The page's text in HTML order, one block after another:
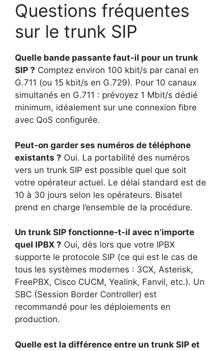
Questions fréquentes
sur le trunk SIP
Quelle bande passante faut-il pour un trunk
SIP ? Comptez environ 100 kbit/s par canal en
G.711 (ou 15 kbit/s en G.729). Pour 10 canaux
simultanés en G.711 : prévoyez 1 Mbit/s dédié
minimum, idéalement sur une connexion fibre
avec QoS configurée.
Peut-on garder ses numéros de téléphone
existants ? Oui. La portabilité des numéros
vers un trunk SIP est possible quel que soit
votre opérateur actuel. Le délai standard est de
10 à 30 jours selon les opérateurs. Bisatel
prend en charge l’ensemble de la procédure.
Un trunk SIP fonctionne-t-il avec n’importe
quel IPBX ? Oui, dès lors que votre IPBX
supporte le protocole SIP (ce qui est le cas de
tous les systèmes modernes : 3CX, Asterisk,
FreePBX, Cisco CUCM, Yealink, Fanvil, etc.). Un
SBC (Session Border Controller) est
recommandé pour les déploiements en
production.
Quelle est la différence entre un trunk SIP et